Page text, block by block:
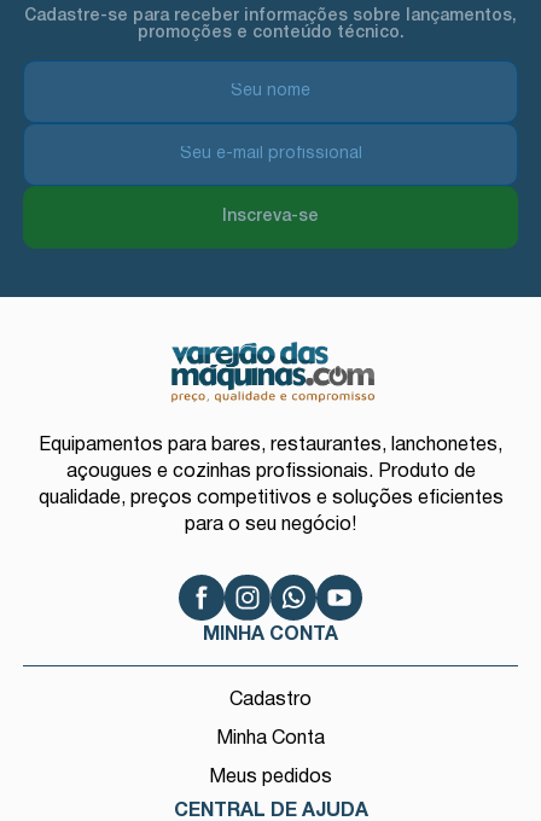
Cadastre-se para receber informações sobre lançamentos,
promoções e conteúdo técnico.
Inscreva-se
Equipamentos para bares, restaurantes, lanchonetes,
açougues e cozinhas profissionais. Produto de
qualidade, preços competitivos e soluções eficientes
para o seu negócio!
MINHA CONTA
Cadastro
Minha Conta
Meus pedidos
CENTRAL DE AJUDA